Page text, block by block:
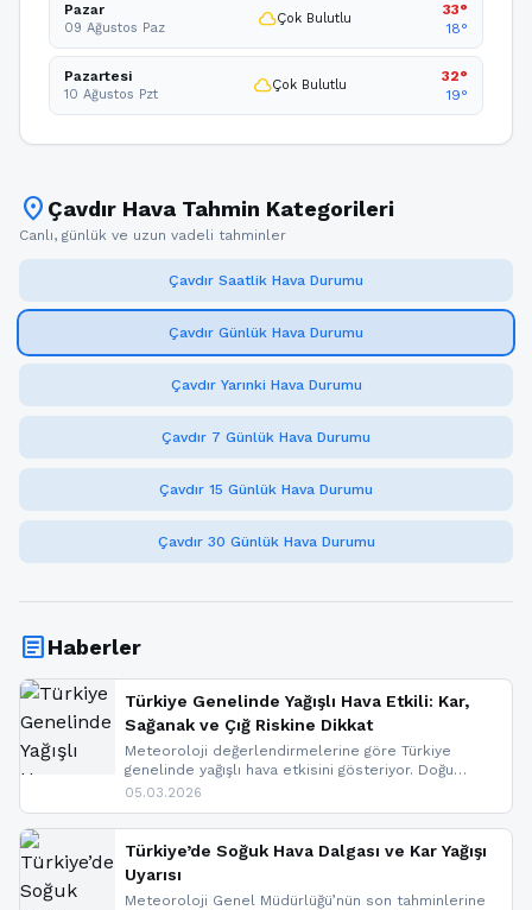
Pazar
09 Ağustos Paz cloudÇok Bulutlu
33°
18°
Pazartesi
10 Ağustos Pzt cloudÇok Bulutlu
32°
19°
location_on Çavdır Hava Tahmin Kategorileri
Canlı, günlük ve uzun vadeli tahminler
Çavdır Saatlik Hava Durumu
Çavdır Günlük Hava Durumu
Çavdır Yarınki Hava Durumu
Çavdır 7 Günlük Hava Durumu
Çavdır 15 Günlük Hava Durumu
Çavdır 30 Günlük Hava Durumu
articleHaberler
Türkiye Genelinde Yağışlı Hava Etkili: Kar,
Sağanak ve Çığ Riskine Dikkat
Meteoroloji değerlendirmelerine göre Türkiye
genelinde yağışlı hava etkisini gösteriyor. Doğu
bölgelerinde kar yağışı beklenirken Marmara ve
ise çığ tehlikesi bulunuyor. İç kesimlerde sis ve pus
nedeniyle görüş mesafesinde azalma
yaşanabileceği belirtiliyor.
05.03.2026
Türkiye’de Soğuk Hava Dalgası ve Kar Yağışı
Uyarısı
Meteoroloji Genel Müdürlüğü’nün son tahminlerine